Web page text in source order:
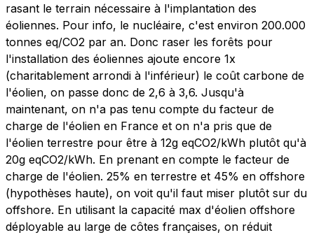
rasant le terrain nécessaire à l'implantation des
éoliennes. Pour info, le nucléaire, c'est environ 200.000
tonnes eq/CO2 par an. Donc raser les forêts pour
l'installation des éoliennes ajoute encore 1x
(charitablement arrondi à l'inférieur) le coût carbone de
l'éolien, on passe donc de 2,6 à 3,6. Jusqu'à
maintenant, on n'a pas tenu compte du facteur de
charge de l'éolien en France et on n'a pris que de
l'éolien terrestre pour être à 12g eqCO2/kWh plutôt qu'à
20g eqCO2/kWh. En prenant en compte le facteur de
charge de l'éolien. 25% en terrestre et 45% en offshore
(hypothèses haute), on voit qu'il faut miser plutôt sur du
offshore. En utilisant la capacité max d'éolien offshore
déployable au large de côtes françaises, on réduit